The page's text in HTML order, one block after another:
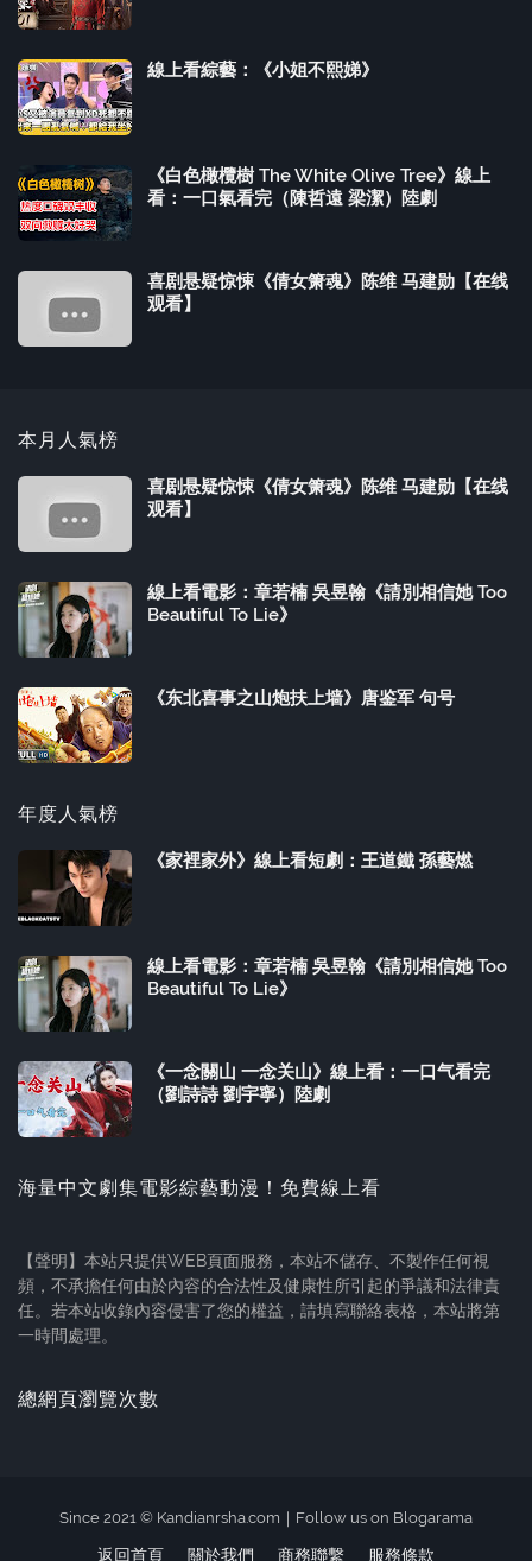
線上看綜藝：《小姐不熙娣》
《白色橄欖樹 The White Olive Tree》線上
看：一口氣看完（陳哲遠 梁潔）陸劇
喜剧悬疑惊悚《倩女箫魂》陈维 马建勋【在线
观看】
本月人氣榜
喜剧悬疑惊悚《倩女箫魂》陈维 马建勋【在线
观看】
線上看電影：章若楠 吳昱翰《請別相信她 Too
Beautiful To Lie》
《东北喜事之山炮扶上墙》唐鉴军 句号
年度人氣榜
《家裡家外》線上看短劇：王道鐵 孫藝燃
線上看電影：章若楠 吳昱翰《請別相信她 Too
Beautiful To Lie》
《一念關山 一念关山》線上看：一口气看完
（劉詩詩 劉宇寧）陸劇
海量中文劇集電影綜藝動漫！免費線上看
【聲明】本站只提供WEB頁面服務，本站不儲存、不製作任何視
頻，不承擔任何由於內容的合法性及健康性所引起的爭議和法律責
任。若本站收錄內容侵害了您的權益，請填寫聯絡表格，本站將第
一時間處理。
總網頁瀏覽次數
Since 2021 © Kandianrsha.com ｜ Follow us on Blogarama
返回首頁 關於我們 商務聯繫 服務條款